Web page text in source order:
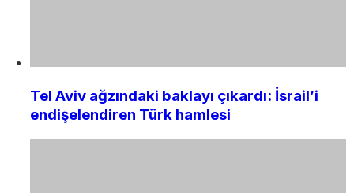
Tel Aviv ağzındaki baklayı çıkardı: İsrail’i
endişelendiren Türk hamlesi